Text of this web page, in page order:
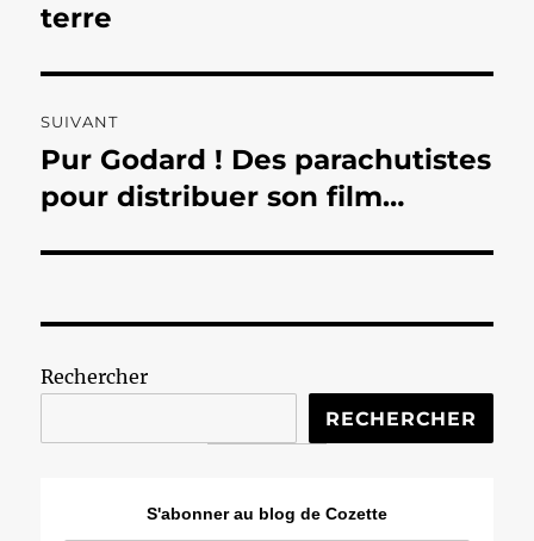
l’article
précédente :
terre
SUIVANT
Publication
suivante :
Pur Godard ! Des parachutistes
pour distribuer son film…
Rechercher
RECHERCHER
S'abonner au blog de Cozette